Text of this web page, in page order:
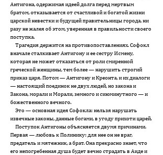
Антигона, одержимая идеей долга перед мертвым
братом, отказывается от счастливой и богатой жизни
царской невестки и будущей правительницы города, ни
разу не жалея об этом, уверенная в правильности своего
поступка.
Трагедия держится на противопоставлениях. Софокл
вначале сталкивает Антигону и ее сестру Исмену,
которая не может отказаться от роли смиренной
греческой женщины, тем более — нарушить строгий
приказ царя. Потом — Антигону и Креонта, и их диалоги
— настоящий поединок не двух людей, но закона и
Закона, морали и Морали, земного и сиюминутного — и
божественного вечного.
Это — основная идея Софокла: нельзя нарушать
извечные законы, данные богами, в угоду прихоти царей.
Поступок Антигоны объясняется двумя причинами.
Первая — любовь к Полинику: для нее он не враг,
предатель и мятежник, а брат. Она прекрасно знает, что
его непогребенная душа будет вечно страдать в Аиде и